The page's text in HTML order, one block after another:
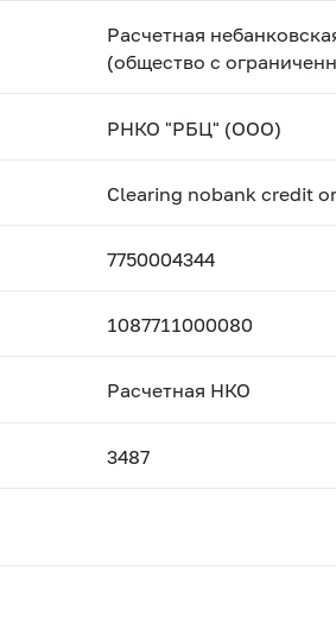
Расчетная
(общество с
РНКО "РБЦ" (ООО)
Clearing nobank credit
7750004344
1087711000080
Расчетная НКО
3487